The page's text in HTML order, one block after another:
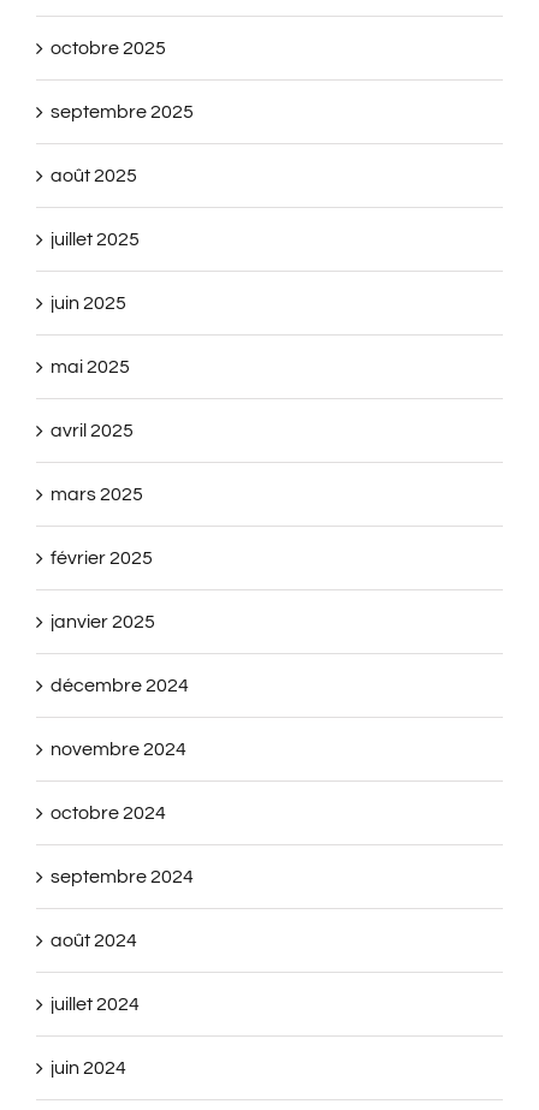
octobre 2025
septembre 2025
août 2025
juillet 2025
juin 2025
mai 2025
avril 2025
mars 2025
février 2025
janvier 2025
décembre 2024
novembre 2024
octobre 2024
septembre 2024
août 2024
juillet 2024
juin 2024